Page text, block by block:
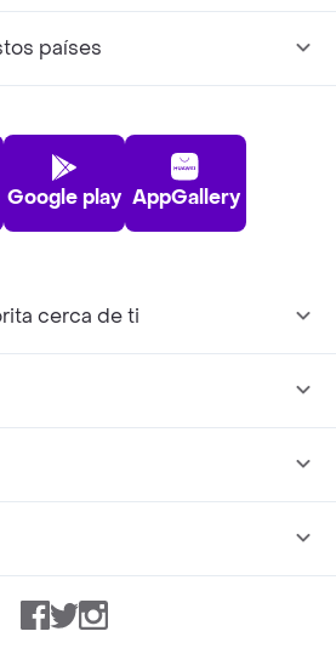
países
Google play AppGallery
cerca de ti
Facebook
TwitterInstagram